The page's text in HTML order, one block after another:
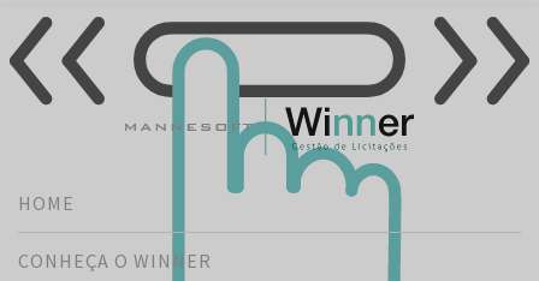
HOME
CONHEÇA O WINNER